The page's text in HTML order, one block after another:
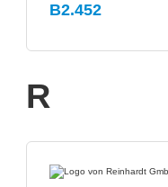
B2.452
R